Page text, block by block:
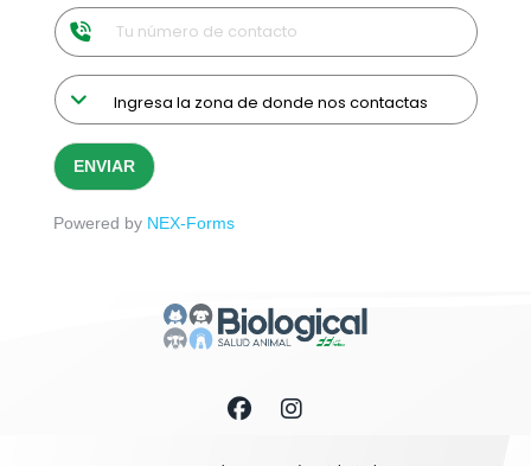
ENVIAR
Powered by NEX-Forms